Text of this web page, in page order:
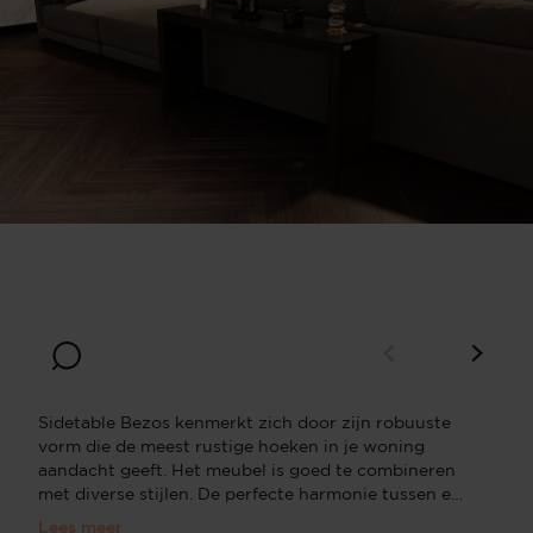
Sidetable Bezos kenmerkt zich door zijn robuuste
vorm die de meest rustige hoeken in je woning
aandacht geeft.​​​​​​​​ Het meubel is goed te combineren
met diverse stijlen. De perfecte harmonie tussen een
Lees meer